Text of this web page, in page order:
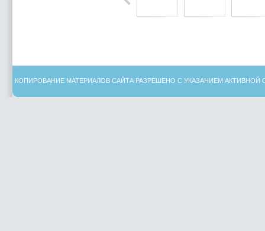
КОПИРОВАНИЕ МАТЕРИАЛОВ САЙТА РАЗРЕШЕНО С УКАЗАНИЕМ АКТИВНОЙ